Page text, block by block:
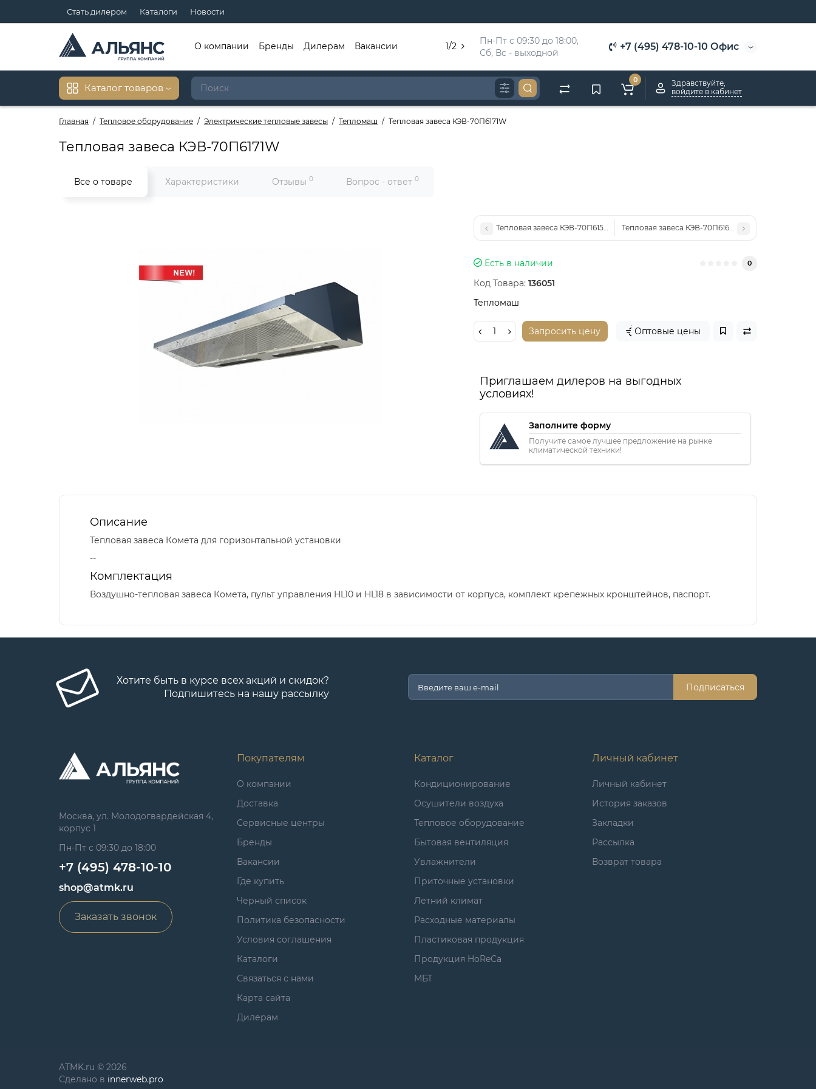
Стать дилером Каталоги Новости
Пн-Пт с 09:30 до 18:00,
Сб, Вс - выходной
+7 (495) 478-10-10 Офис
1/2
О компании Бренды Дилерам Вакансии
Каталог товаров
0
Здравствуйте,
войдите в кабинет
Главная Тепловое оборудование Электрические тепловые завесы Тепломаш Тепловая завеса КЭВ-70П6171W
Тепловая завеса КЭВ-70П6171W
Все о товаре Характеристики Отзывы 0 Вопрос - ответ 0
Тепловая завеса КЭВ-70П6151W Тепловая завеса КЭВ-70П6161W
Есть в наличии 0
Код Товара: 136051
Тепломаш
Запросить цену Оптовые цены
Приглашаем дилеров на выгодных
условиях!
Заполните форму
Получите самое лучшее предложение на рынке
климатической техники!
Описание
Тепловая завеса Комета для горизонтальной установки
--
Комплектация
Воздушно-тепловая завеса Комета, пульт управления HL10 и HL18 в зависимости от корпуса, комплект крепежных кронштейнов, паспорт.
Хотите быть в курсе всех акций и скидок?
Подпишитесь на нашу рассылку
Подписаться
Москва, ул. Молодогвардейская 4,
корпус 1
Пн-Пт с 09:30 до 18:00
+7 (495) 478-10-10
shop@atmk.ru
Заказать звонок
Покупателям
О компании
Доставка
Сервисные центры
Бренды
Вакансии
Где купить
Черный список
Политика безопасности
Условия соглашения
Каталоги
Связаться с нами
Карта сайта
Дилерам
Каталог
Кондиционирование
Осушители воздуха
Тепловое оборудование
Бытовая вентиляция
Увлажнители
Приточные установки
Летний климат
Расходные материалы
Пластиковая продукция
Продукция HoReCa
МБТ
Личный кабинет
Личный кабинет
История заказов
Закладки
Рассылка
Возврат товара
ATMK.ru © 2026
Сделано в innerweb.pro